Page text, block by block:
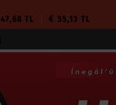
47,68 TL 55,13 TL